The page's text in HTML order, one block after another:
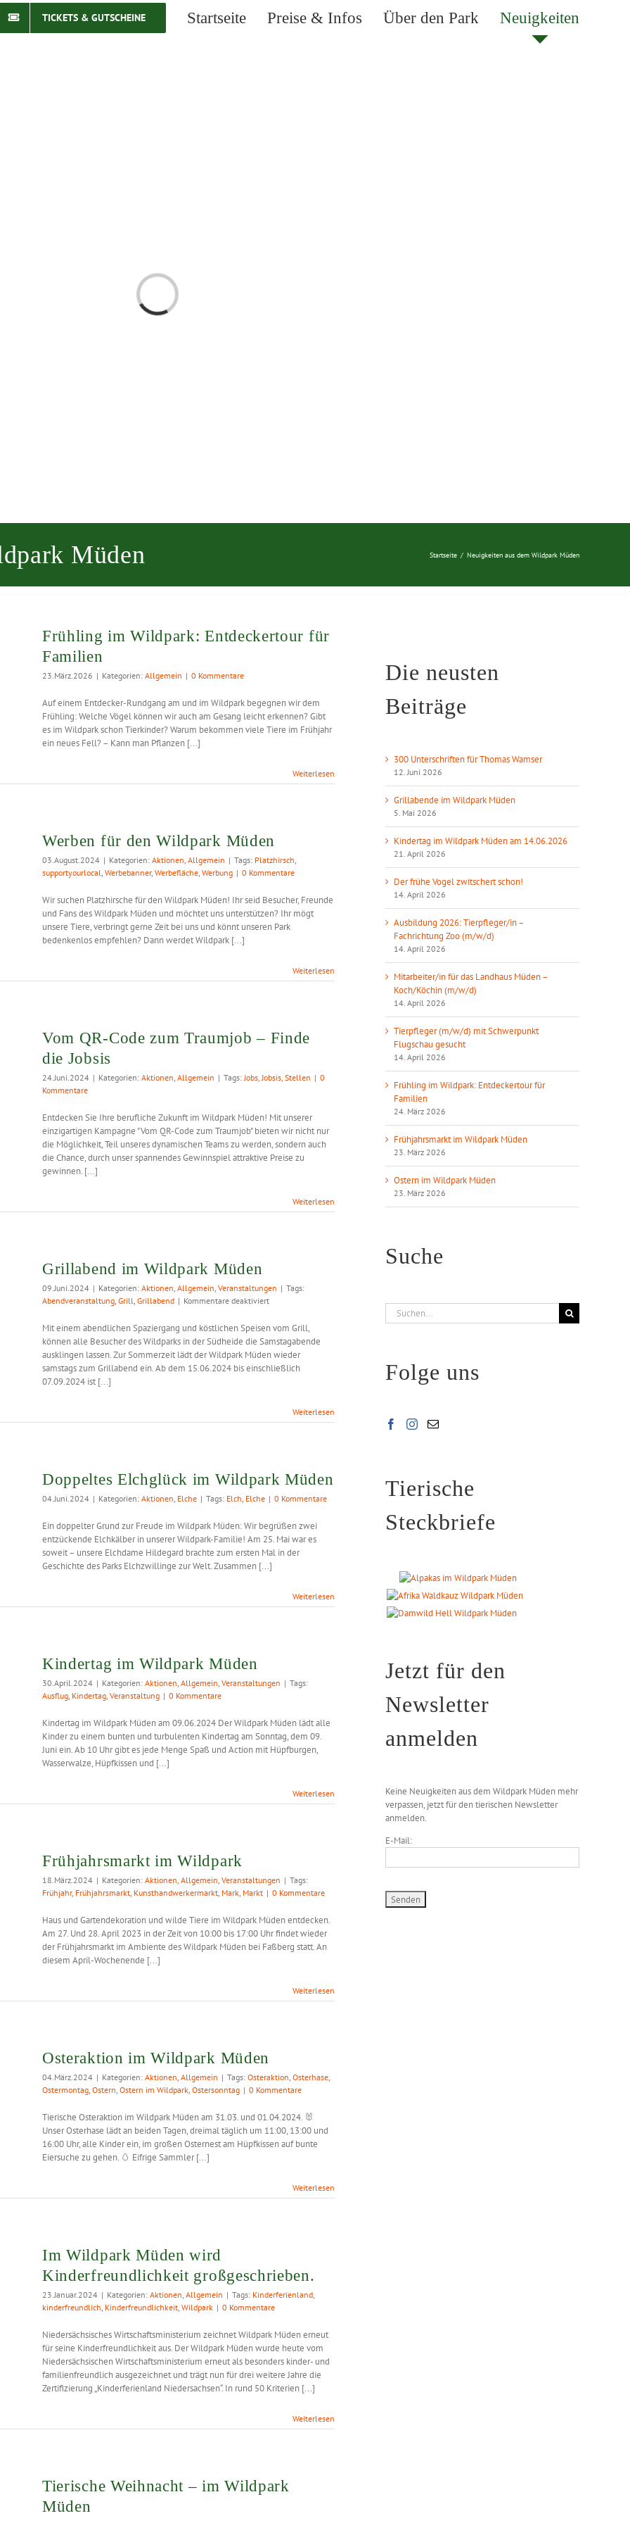
TICKETS & GUTSCHEINE Startseite Preise & Infos Über den Park Neuigkeiten
Laden...
Müden Startseite / Neuigkeiten aus dem Wildpark Müden
Frühling im Wildpark: Entdeckertour für
Familien
23.März.2026 | Kategorien: Allgemein | 0 Kommentare
Auf einem Entdecker-Rundgang am und im Wildpark begegnen wir dem
Frühling: Welche Vögel können wir auch am Gesang leicht erkennen? Gibt
es im Wildpark schon Tierkinder? Warum bekommen viele Tiere im Frühjahr
ein neues Fell? – Kann man Pflanzen [...]
Weiterlesen
Werben für den Wildpark Müden
03.August.2024 | Kategorien: Aktionen, Allgemein | Tags: Platzhirsch,
supportyourlocal, Werbebanner, Werbefläche, Werbung | 0 Kommentare
Wir suchen Platzhirsche für den Wildpark Müden! Ihr seid Besucher, Freunde
und Fans des Wildpark Müden und möchtet uns unterstützen? Ihr mögt
unsere Tiere, verbringt gerne Zeit bei uns und könnt unseren Park
bedenkenlos empfehlen? Dann werdet Wildpark [...]
Weiterlesen
Vom QR-Code zum Traumjob – Finde
die Jobsis
24.Juni.2024 | Kategorien: Aktionen, Allgemein | Tags:Jobs,Jobsis, Stellen | 0
Kommentare
Entdecken Sie Ihre berufliche Zukunft im Wildpark Müden! Mit unserer
einzigartigen Kampagne "Vom QR-Code zum Traumjob" bieten wir nicht nur
die Möglichkeit, Teil unseres dynamischen Teams zu werden, sondern auch
die Chance, durch unser spannendes Gewinnspiel attraktive Preise zu
gewinnen. [...]
Weiterlesen
Grillabend im Wildpark Müden
09.Juni.2024 | Kategorien: Aktionen, Allgemein, Veranstaltungen | Tags:
Abendveranstaltung, Grill, Grillabend | Kommentare deaktiviertfür
im
Wildpark
Müden
Mit einem abendlichen Spaziergang und köstlichen Speisen vom Grill,
können alle Besucher des Wildparks in der Südheide die Samstagabende
ausklingen lassen. Zur Sommerzeit lädt der Wildpark Müden wieder
samstags zum Grillabend ein. Ab dem 15.06.2024 bis einschließlich
07.09.2024 ist [...]
Weiterlesen
Doppeltes Elchglück im Wildpark Müden
04.Juni.2024 | Kategorien: Aktionen, Elche | Tags: Elch, Elche | 0 Kommentare
Ein doppelter Grund zur Freude im Wildpark Müden: Wir begrüßen zwei
entzückende Elchkälber in unserer Wildpark-Familie! Am 25. Mai war es
soweit – unsere Elchdame Hildegard brachte zum ersten Mal in der
Geschichte des Parks Elchzwillinge zur Welt. Zusammen [...]
Weiterlesen
Kindertag im Wildpark Müden
30.April.2024 | Kategorien: Aktionen, Allgemein, Veranstaltungen | Tags:
Ausflug, Kindertag, Veranstaltung | 0 Kommentare
Kindertag im Wildpark Müden am 09.06.2024 Der Wildpark Müden lädt alle
Kinder zu einem bunten und turbulenten Kindertag am Sonntag, dem 09.
Juni ein. Ab 10 Uhr gibt es jede Menge Spaß und Action mit Hüpfburgen,
Wasserwalze, Hüpfkissen und [...]
Weiterlesen
Frühjahrsmarkt im Wildpark
18.März.2024 | Kategorien: Aktionen, Allgemein, Veranstaltungen | Tags:
Frühjahr, Frühjahrsmarkt, Kunsthandwerkermarkt, Mark, Markt | 0 Kommentare
Haus und Gartendekoration und wilde Tiere im Wildpark Müden entdecken.
Am 27. Und 28. April 2023 in der Zeit von 10:00 bis 17:00 Uhr findet wieder
der Frühjahrsmarkt im Ambiente des Wildpark Müden bei Faßberg statt. An
diesem April-Wochenende [...]
Weiterlesen
Osteraktion im Wildpark Müden
04.März.2024 | Kategorien: Aktionen, Allgemein | Tags: Osteraktion, Osterhase,
Ostermontag, Ostern, Ostern im Wildpark, Ostersonntag | 0 Kommentare
Tierische Osteraktion im Wildpark Müden am 31.03. und 01.04.2024. 🐰
Unser Osterhase lädt an beiden Tagen, dreimal täglich um 11:00, 13:00 und
16:00 Uhr, alle Kinder ein, im großen Osternest am Hüpfkissen auf bunte
Eiersuche zu gehen. 🥚 Eifrige Sammler [...]
Weiterlesen
Im Wildpark Müden wird
Kinderfreundlichkeit großgeschrieben.
23.Januar.2024 | Kategorien: Aktionen, Allgemein | Tags: Kinderferienland,
kinderfreundlich, Kinderfreundlichkeit, Wildpark | 0 Kommentare
Niedersächsisches Wirtschaftsministerium zeichnet Wildpark Müden erneut
für seine Kinderfreundlichkeit aus. Der Wildpark Müden wurde heute vom
Niedersächsischen Wirtschaftsministerium erneut als besonders kinder- und
familienfreundlich ausgezeichnet und trägt nun für drei weitere Jahre die
Zertifizierung „Kinderferienland Niedersachsen“. In rund 50 Kriterien [...]
Weiterlesen
Tierische Weihnacht – im Wildpark
Müden
Die neusten
Beiträge
300 Unterschriften für Thomas Wamser
12. Juni 2026
Grillabende im Wildpark Müden
5. Mai 2026
Kindertag im Wildpark Müden am 14.06.2026
21. April 2026
Der frühe Vogel zwitschert schon!
14. April 2026
Ausbildung 2026: Tierpfleger/in –
Fachrichtung Zoo (m/w/d)
14. April 2026
Mitarbeiter/in für das Landhaus Müden –
Koch/Köchin (m/w/d)
14. April 2026
Tierpfleger (m/w/d) mit Schwerpunkt
Flugschau gesucht
14. April 2026
Frühling im Wildpark: Entdeckertour für
Familien
24. März 2026
Frühjahrsmarkt im Wildpark Müden
23. März 2026
Ostern im Wildpark Müden
23. März 2026
Suche
Suche
nach:
Folge uns
Tierische
Steckbriefe
Jetzt für den
Newsletter
anmelden
Keine Neuigkeiten aus dem Wildpark Müden mehr
verpassen, jetzt für den tierischen Newsletter
anmelden.
E-Mail: